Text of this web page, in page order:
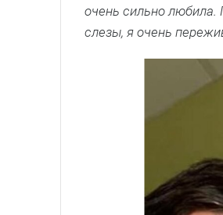
очень сильно любила.
слезы, я очень